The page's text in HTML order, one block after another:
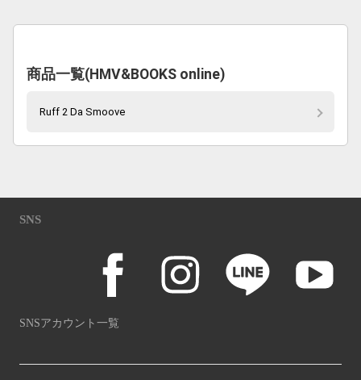
商品一覧(HMV&BOOKS online)
Ruff 2 Da Smoove
SNS
SNSアカウント一覧